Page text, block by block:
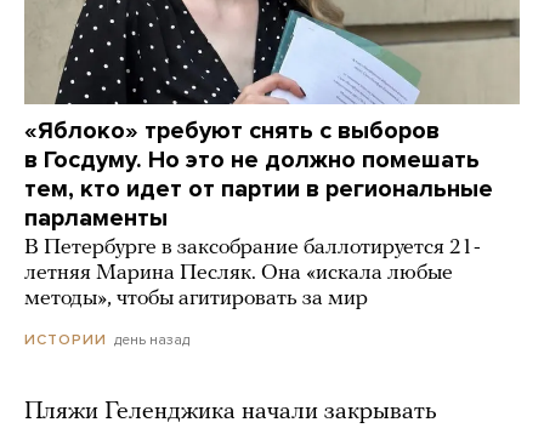
«Яблоко» требуют снять с выборов
в Госдуму. Но это не должно помешать
тем, кто идет от партии в региональные
парламенты
В Петербурге в заксобрание баллотируется 21-
летняя Марина Песляк. Она «искала любые
методы», чтобы агитировать за мир
ИСТОРИИ день назад
Пляжи Геленджика начали закрывать